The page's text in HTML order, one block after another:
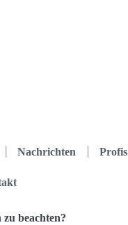
Nachrichten Profis
beachten?